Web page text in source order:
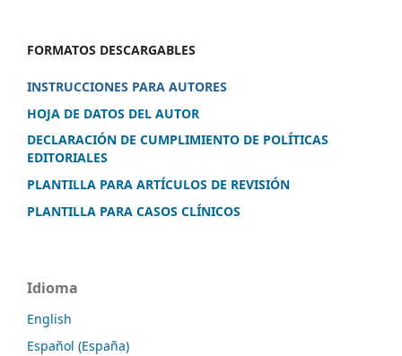
FORMATOS DESCARGABLES
INSTRUCCIONES PARA AUTORES
HOJA DE DATOS DEL AUTOR
DECLARACIÓN DE CUMPLIMIENTO DE POLÍTICAS
EDITORIALES
PLANTILLA PARA ARTÍCULOS DE REVISIÓN
PLANTILLA PARA CASOS CLÍNICOS
Idioma
English
Español (España)